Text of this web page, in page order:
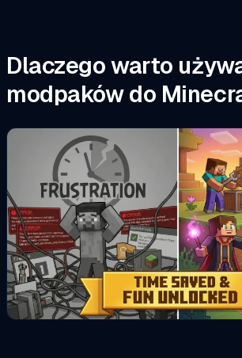
Dlaczego warto
modpaków do